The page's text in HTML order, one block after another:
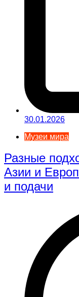
30.01.2026
Музеи мира
Разные
Азии и
и подачи